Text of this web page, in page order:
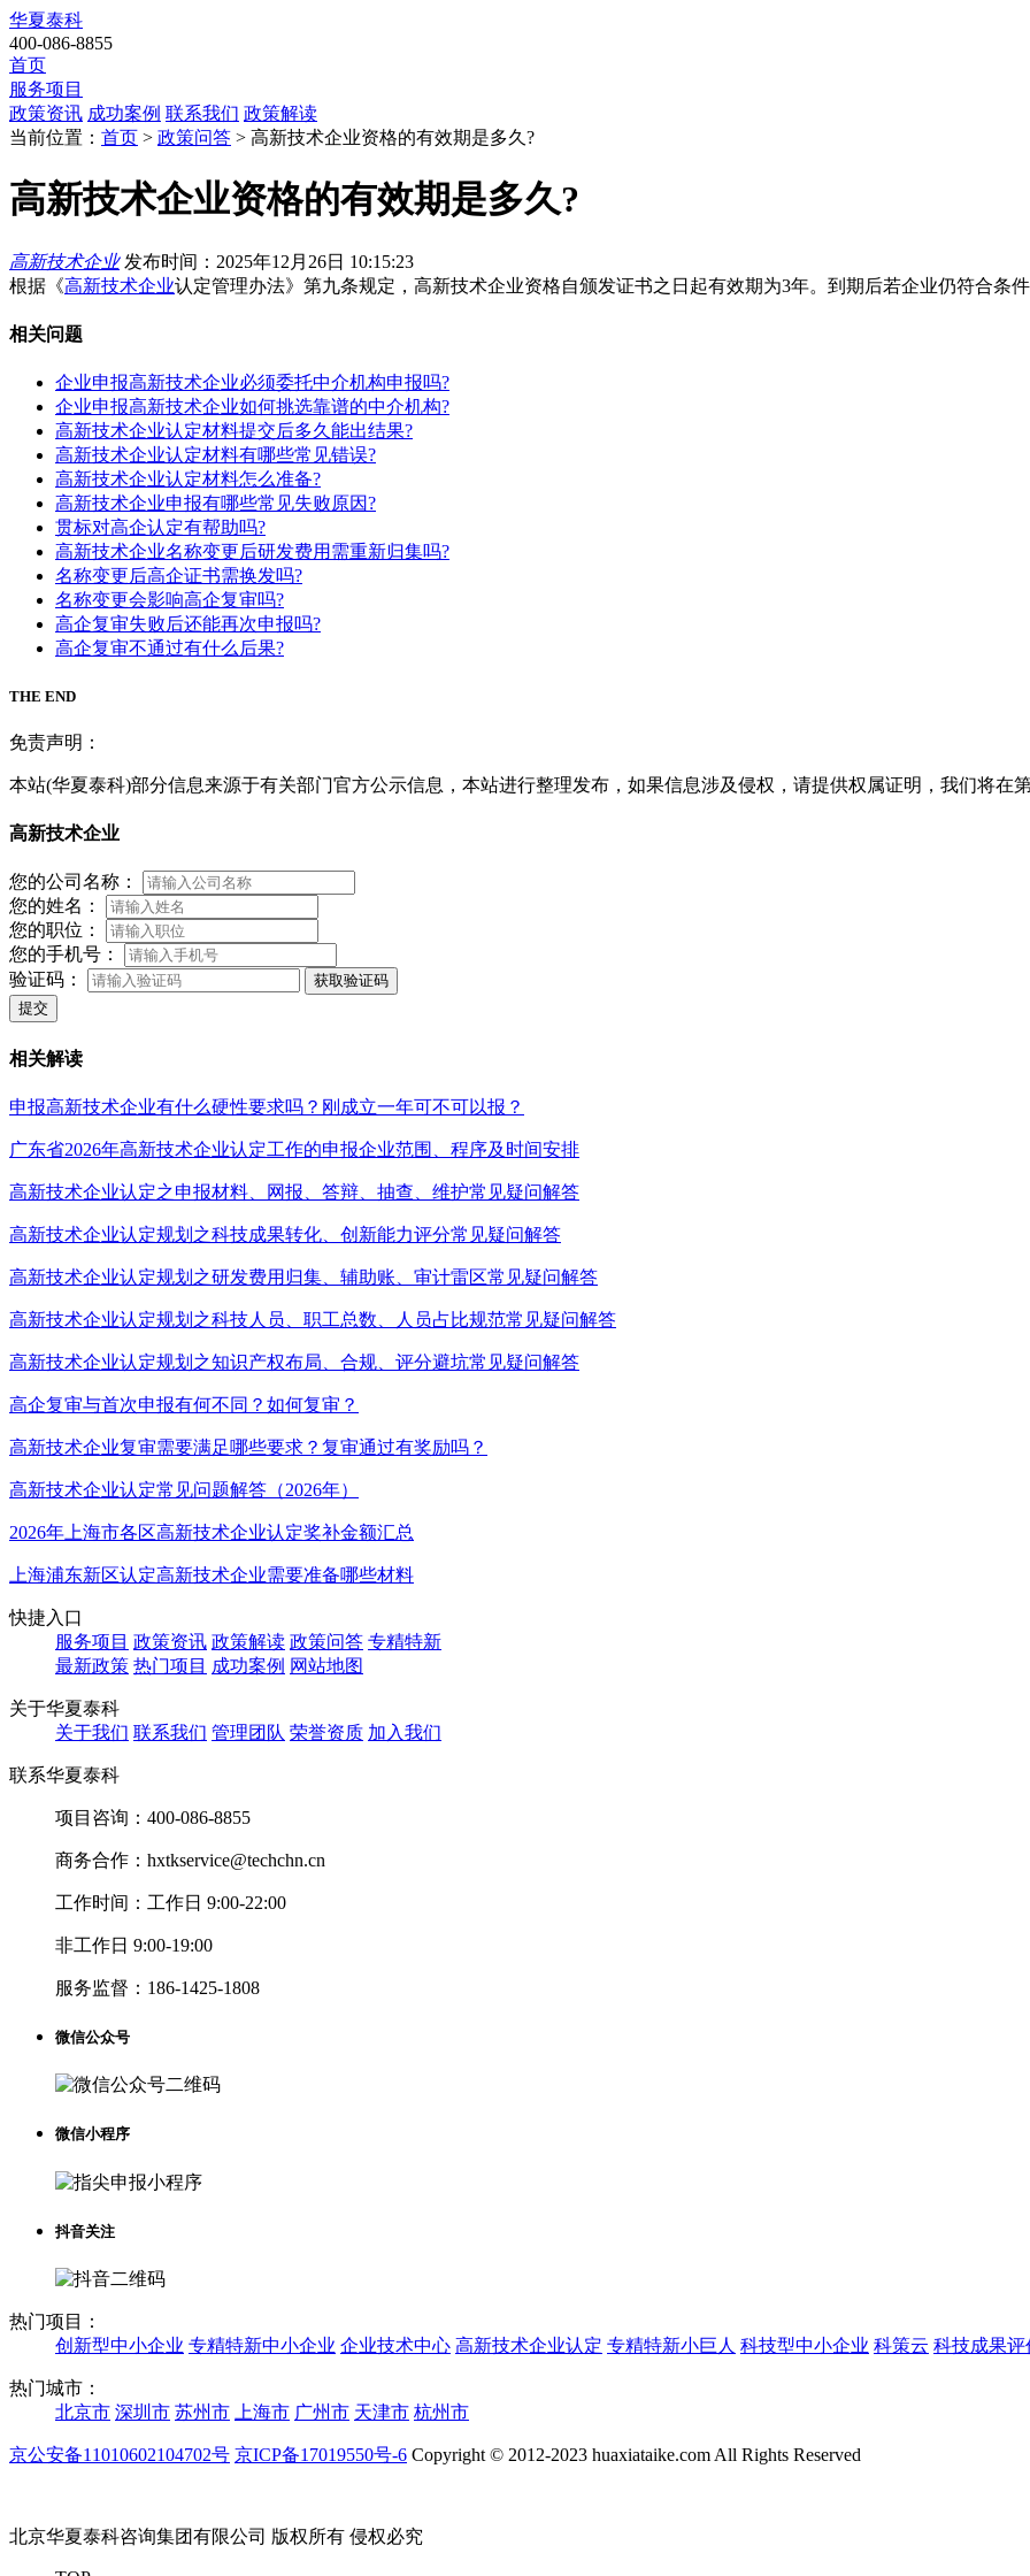
华夏泰科
400-086-8855
首页
服务项目
政策资讯 成功案例 联系我们 政策解读
当前位置： 首页 > 政策问答 > 高新技术企业资格的有效期是多久?
高新技术企业资格的有效期是多久?
高新技术企业 发布时间：2025年12月26日 10:15:23
根据《高新技术企业认定管理办法》第九条规定，高新技术企业资格自颁发证书之日起有效期为3年。到期后若企业仍符合条
相关问题
企业申报高新技术企业必须委托中介机构申报吗?
企业申报高新技术企业如何挑选靠谱的中介机构?
高新技术企业认定材料提交后多久能出结果?
高新技术企业认定材料有哪些常见错误?
高新技术企业认定材料怎么准备?
高新技术企业申报有哪些常见失败原因?
贯标对高企认定有帮助吗?
高新技术企业名称变更后研发费用需重新归集吗?
名称变更后高企证书需换发吗?
名称变更会影响高企复审吗?
高企复审失败后还能再次申报吗?
高企复审不通过有什么后果?
THE END
免责声明：
本站(华夏泰科)部分信息来源于有关部门官方公示信息，本站进行整理发布，如果信息涉及侵权，请提供权属证明，我们将在第
高新技术企业
您的公司名称：
您的姓名：
您的职位：
您的手机号：
验证码：
获取验证码
提交
相关解读
申报高新技术企业有什么硬性要求吗？刚成立一年可不可以报？
广东省2026年高新技术企业认定工作的申报企业范围、程序及时间安排
高新技术企业认定之申报材料、网报、答辩、抽查、维护常见疑问解答
高新技术企业认定规划之科技成果转化、创新能力评分常见疑问解答
高新技术企业认定规划之研发费用归集、辅助账、审计雷区常见疑问解答
高新技术企业认定规划之科技人员、职工总数、人员占比规范常见疑问解答
高新技术企业认定规划之知识产权布局、合规、评分避坑常见疑问解答
高企复审与首次申报有何不同？如何复审？
高新技术企业复审需要满足哪些要求？复审通过有奖励吗？
高新技术企业认定常见问题解答（2026年）
2026年上海市各区高新技术企业认定奖补金额汇总
上海浦东新区认定高新技术企业需要准备哪些材料
快捷入口
服务项目 政策资讯 政策解读 政策问答 专精特新
最新政策 热门项目 成功案例 网站地图
关于华夏泰科
关于我们 联系我们 管理团队 荣誉资质 加入我们
联系华夏泰科
项目咨询： 400-086-8855
商务合作： hxtkservice@techchn.cn
工作时间： 工作日 9:00-22:00
非工作日 9:00-19:00
服务监督： 186-1425-1808
微信公众号
微信小程序
抖音关注
热门项目：
创新型中小企业 专精特新中小企业 企业技术中心 高新技术企业认定 专精特新小巨人 科技型中小企业 科策云 科技成果评
热门城市：
北京市 深圳市 苏州市 上海市 广州市 天津市 杭州市
京公安备11010602104702号 京ICP备17019550号-6 Copyright © 2012-2023 huaxiataike.com All Rights Reserved
北京华夏泰科咨询集团有限公司 版权所有 侵权必究